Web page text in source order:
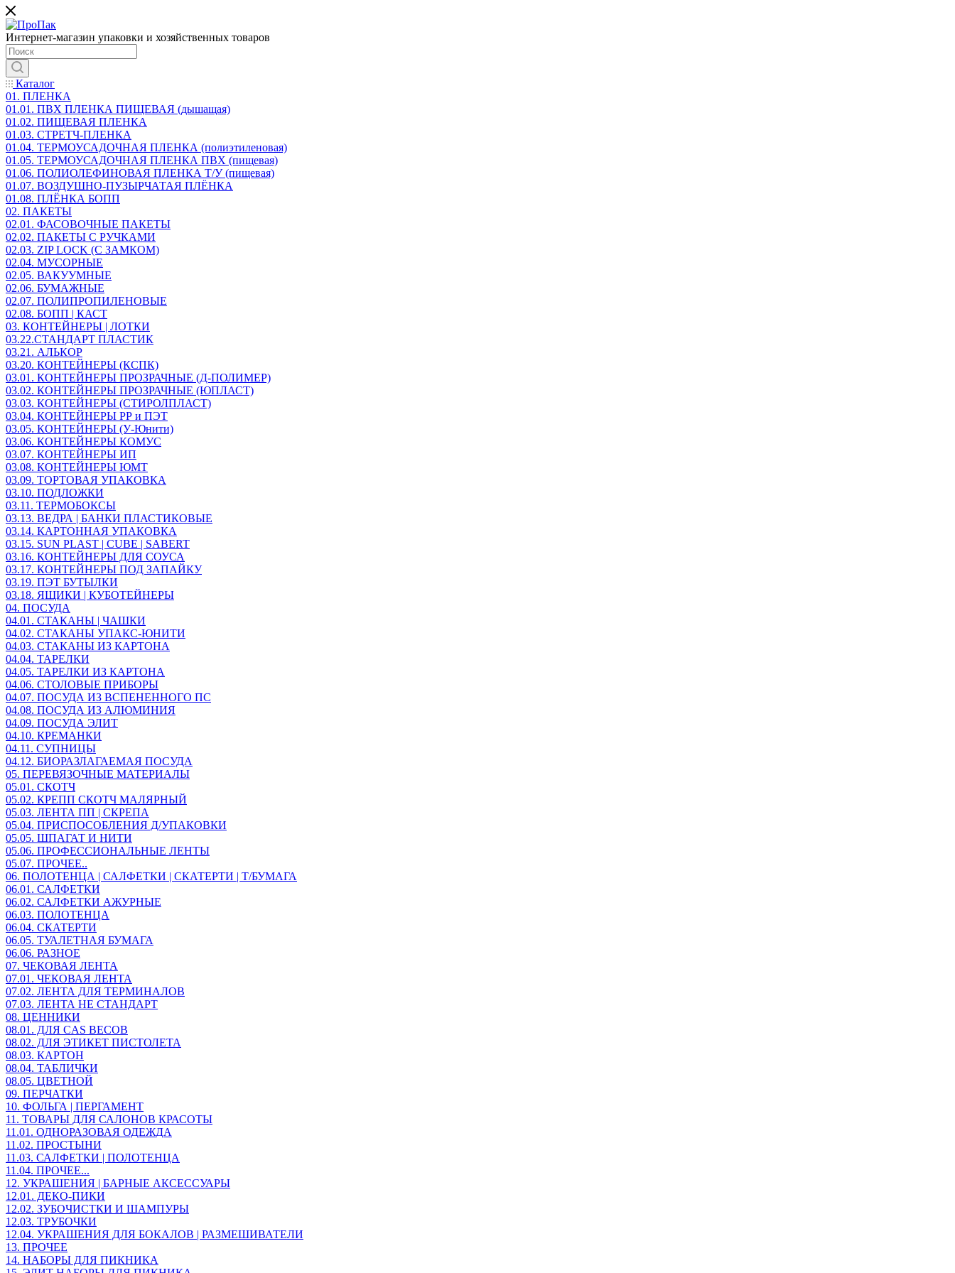
Интернет-магазин упаковки и хозяйственных товаров
Каталог
01. ПЛЕНКА
01.01. ПВХ ПЛЕНКА ПИЩЕВАЯ (дышащая)
01.02. ПИЩЕВАЯ ПЛЕНКА
01.03. СТРЕТЧ-ПЛЕНКА
01.04. ТЕРМОУСАДОЧНАЯ ПЛЕНКА (полиэтиленовая)
01.05. ТЕРМОУСАДОЧНАЯ ПЛЕНКА ПВХ (пищевая)
01.06. ПОЛИОЛЕФИНОВАЯ ПЛЕНКА Т/У (пищевая)
01.07. ВОЗДУШНО-ПУЗЫРЧАТАЯ ПЛЁНКА
01.08. ПЛЁНКА БОПП
02. ПАКЕТЫ
02.01. ФАСОВОЧНЫЕ ПАКЕТЫ
02.02. ПАКЕТЫ С РУЧКАМИ
02.03. ZIP LOСK (С ЗАМКОМ)
02.04. МУСОРНЫЕ
02.05. ВАКУУМНЫЕ
02.06. БУМАЖНЫЕ
02.07. ПОЛИПРОПИЛЕНОВЫЕ
02.08. БОПП | КАСТ
03. КОНТЕЙНЕРЫ | ЛОТКИ
03.22.СТАНДАРТ ПЛАСТИК
03.21. АЛЬКОР
03.20. КОНТЕЙНЕРЫ (КСПК)
03.01. КОНТЕЙНЕРЫ ПРОЗРАЧНЫЕ (Д-ПОЛИМЕР)
03.02. КОНТЕЙНЕРЫ ПРОЗРАЧНЫЕ (ЮПЛАСТ)
03.03. КОНТЕЙНЕРЫ (СТИРОЛПЛАСТ)
03.04. КОНТЕЙНЕРЫ РР и ПЭТ
03.05. КОНТЕЙНЕРЫ (У-Юнити)
03.06. КОНТЕЙНЕРЫ КОМУС
03.07. КОНТЕЙНЕРЫ ИП
03.08. КОНТЕЙНЕРЫ ЮМТ
03.09. ТОРТОВАЯ УПАКОВКА
03.10. ПОДЛОЖКИ
03.11. ТЕРМОБОКСЫ
03.13. ВЕДРА | БАНКИ ПЛАСТИКОВЫЕ
03.14. КАРТОННАЯ УПАКОВКА
03.15. SUN PLAST | CUBE | SABERT
03.16. КОНТЕЙНЕРЫ ДЛЯ СОУСА
03.17. КОНТЕЙНЕРЫ ПОД ЗАПАЙКУ
03.19. ПЭТ БУТЫЛКИ
03.18. ЯЩИКИ | КУБОТЕЙНЕРЫ
04. ПОСУДА
04.01. СТАКАНЫ | ЧАШКИ
04.02. СТАКАНЫ УПАКС-ЮНИТИ
04.03. СТАКАНЫ ИЗ КАРТОНА
04.04. ТАРЕЛКИ
04.05. ТАРЕЛКИ ИЗ КАРТОНА
04.06. СТОЛОВЫЕ ПРИБОРЫ
04.07. ПОСУДА ИЗ ВСПЕНЕННОГО ПС
04.08. ПОСУДА ИЗ АЛЮМИНИЯ
04.09. ПОСУДА ЭЛИТ
04.10. КРЕМАНКИ
04.11. СУПНИЦЫ
04.12. БИОРАЗЛАГАЕМАЯ ПОСУДА
05. ПЕРЕВЯЗОЧНЫЕ МАТЕРИАЛЫ
05.01. СКОТЧ
05.02. КРЕПП СКОТЧ МАЛЯРНЫЙ
05.03. ЛЕНТА ПП | СКРЕПА
05.04. ПРИСПОСОБЛЕНИЯ Д/УПАКОВКИ
05.05. ШПАГАТ И НИТИ
05.06. ПРОФЕССИОНАЛЬНЫЕ ЛЕНТЫ
05.07. ПРОЧЕЕ..
06. ПОЛОТЕНЦА | САЛФЕТКИ | СКАТЕРТИ | Т/БУМАГА
06.01. САЛФЕТКИ
06.02. САЛФЕТКИ АЖУРНЫЕ
06.03. ПОЛОТЕНЦА
06.04. СКАТЕРТИ
06.05. ТУАЛЕТНАЯ БУМАГА
06.06. РАЗНОЕ
07. ЧЕКОВАЯ ЛЕНТА
07.01. ЧЕКОВАЯ ЛЕНТА
07.02. ЛЕНТА ДЛЯ ТЕРМИНАЛОВ
07.03. ЛЕНТА НЕ СТАНДАРТ
08. ЦЕННИКИ
08.01. ДЛЯ CAS ВЕСОВ
08.02. ДЛЯ ЭТИКЕТ ПИСТОЛЕТА
08.03. КАРТОН
08.04. ТАБЛИЧКИ
08.05. ЦВЕТНОЙ
09. ПЕРЧАТКИ
10. ФОЛЬГА | ПЕРГАМЕНТ
11. ТОВАРЫ ДЛЯ САЛОНОВ КРАСОТЫ
11.01. ОДНОРАЗОВАЯ ОДЕЖДА
11.02. ПРОСТЫНИ
11.03. САЛФЕТКИ | ПОЛОТЕНЦА
11.04. ПРОЧЕЕ...
12. УКРАШЕНИЯ | БАРНЫЕ АКСЕССУАРЫ
12.01. ДЕКО-ПИКИ
12.02. ЗУБОЧИСТКИ И ШАМПУРЫ
12.03. ТРУБОЧКИ
12.04. УКРАШЕНИЯ ДЛЯ БОКАЛОВ | РАЗМЕШИВАТЕЛИ
13. ПРОЧЕЕ
14. НАБОРЫ ДЛЯ ПИКНИКА